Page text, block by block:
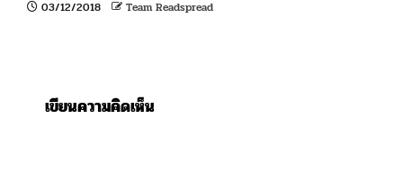
03/12/2018 Team Readspread
เขียนความคิดเห็น